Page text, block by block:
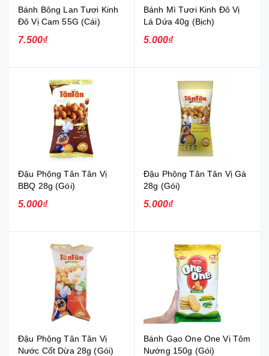
Bánh Bông Lan Tươi Kinh
Đô Vị Cam 55G (Cái)
7.500₫
Bánh Mì Tươi Kinh Đô Vị
Lá Dứa 40g (Bịch)
5.000₫
Đậu Phộng Tân Tân Vị
BBQ 28g (Gói)
5.000₫
Đậu Phộng Tân Tân Vị Gà
28g (Gói)
5.000₫
Đậu Phộng Tân Tân Vị
Nước Cốt Dừa 28g (Gói)
Bánh Gạo One One Vị Tôm
Nướng 150g (Gói)